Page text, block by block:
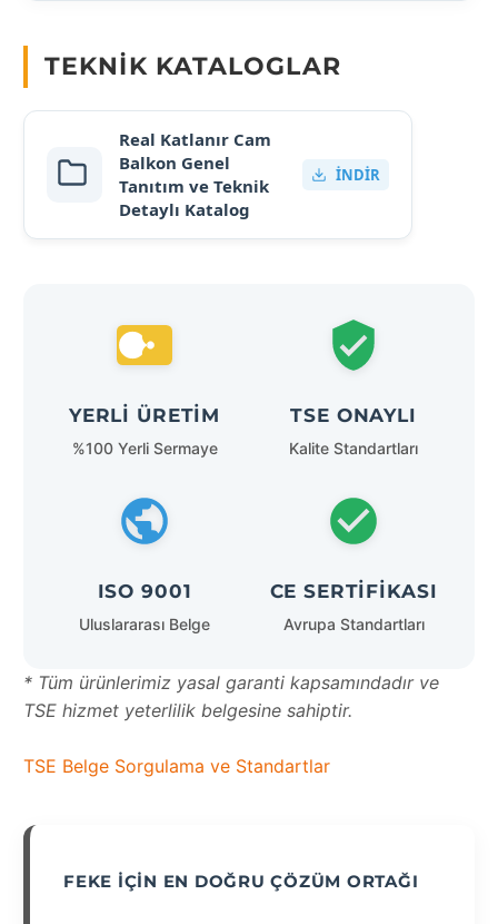
TEKNIK KATALOGLAR
Real Katlanır Cam
Balkon Genel
Tanıtım ve Teknik
Detaylı Katalog
İNDIR
YERLI ÜRETIM
%100 Yerli Sermaye
TSE ONAYLI
Kalite Standartları
ISO 9001
Uluslararası Belge
CE SERTIFIKASI
Avrupa Standartları
* Tüm ürünlerimiz yasal garanti kapsamındadır ve
TSE hizmet yeterlilik belgesine sahiptir.
TSE Belge Sorgulama ve Standartlar
FEKE İÇIN EN DOĞRU ÇÖZÜM ORTAĞI